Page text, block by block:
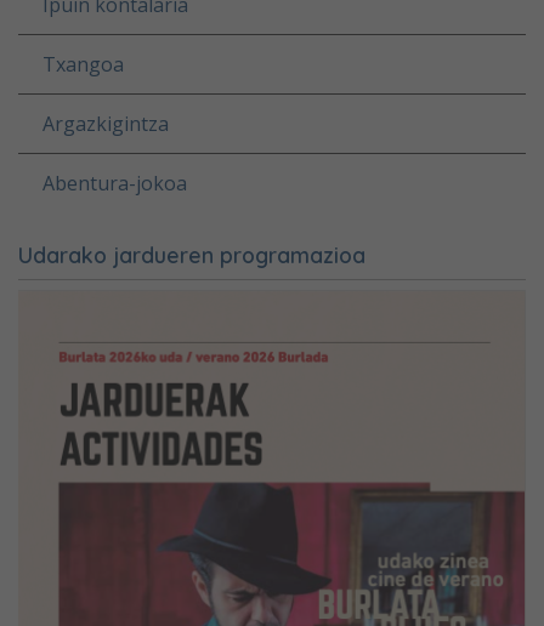
Ipuin kontalaria
Txangoa
Argazkigintza
Abentura-jokoa
Udarako jardueren programazioa